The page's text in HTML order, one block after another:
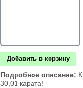
Добавить в корзину
Подробное описание:
30,01 карата!